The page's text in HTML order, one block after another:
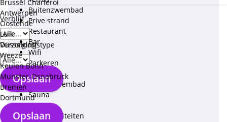
Verblijf
Verzorgingstype
Opslaan
Brussel Charleroi
Antwerpen
Oostende
Luik
Düsseldorf
Weeze
Keulen Bonn
Munster-Osnabruck
Bremen
Dortmund
Opslaan
Buitenzwembad
Prive strand
Restaurant
Bar
Wifi
Parkeren
Wellness
Binnenzwembad
Sauna
Fitness
Sportactiviteiten